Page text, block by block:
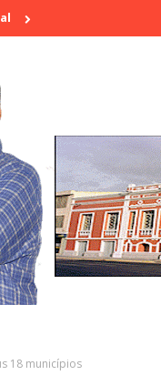
é morto a tiros em
18 municípios